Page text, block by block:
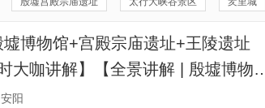
太行天路 安阳殷墟考古文旅小镇 五龙洞国家
墟博物馆+宫殿宗庙遗址+王陵遗址
时大咖讲解】【全景讲解 | 殷墟博物
遗址+王陵遗址，安阳殷墟全景覆
阳